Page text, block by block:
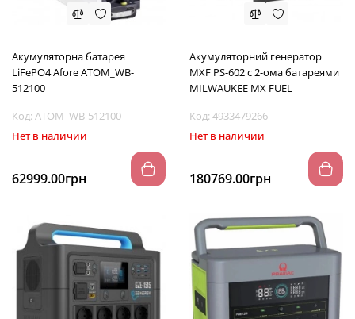
Акумуляторна батарея
LiFePO4 Aforе ATOM_WB-
512100
Код: ATOM_WB-512100
Нет в наличии
62999.00грн
Акумуляторний генератор
MXF PS-602 с 2-ома батареями
MILWAUKEE MX FUEL
Код: 4933479266
Нет в наличии
180769.00грн